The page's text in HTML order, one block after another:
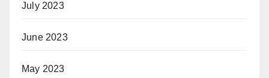
July 2023
June 2023
May 2023